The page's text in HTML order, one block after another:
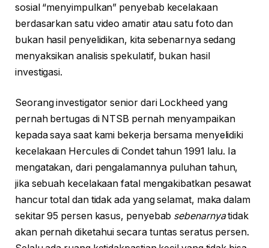
sosial “menyimpulkan” penyebab kecelakaan
berdasarkan satu video amatir atau satu foto dan
bukan hasil penyelidikan, kita sebenarnya sedang
menyaksikan analisis spekulatif, bukan hasil
investigasi.
Seorang investigator senior dari Lockheed yang
pernah bertugas di NTSB pernah menyampaikan
kepada saya saat kami bekerja bersama menyelidiki
kecelakaan Hercules di Condet tahun 1991 lalu. Ia
mengatakan, dari pengalamannya puluhan tahun,
jika sebuah kecelakaan fatal mengakibatkan pesawat
hancur total dan tidak ada yang selamat, maka dalam
sekitar 95 persen kasus, penyebab sebenarnyatidak
akan pernah diketahui secara tuntas seratus persen.